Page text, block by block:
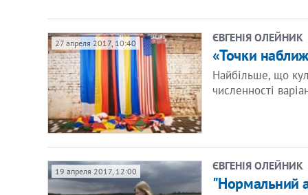
27 апреля 2017, 10:40 ЄВГЕНІЯ ОЛЕЙНИК
«Точки
Найбільше, що
численності
19 апреля 2017, 12:00 ЄВГЕНІЯ ОЛЕЙНИК
"Нормальний